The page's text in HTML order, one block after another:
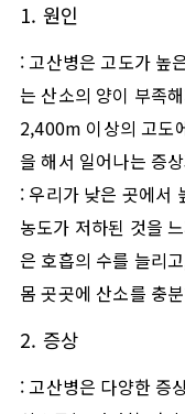
1. 원인
:고산병은 고도가 높
는 산소의 양이 부족
2,400m 이상의 고도
을 해서 일어나는 증
: 우리가 낮은 곳에서
농도가 저하된 것을
은 호흡의 수를 늘리고
몸 곳곳에 산소를 충
2. 증상
:고산병은 다양한 증